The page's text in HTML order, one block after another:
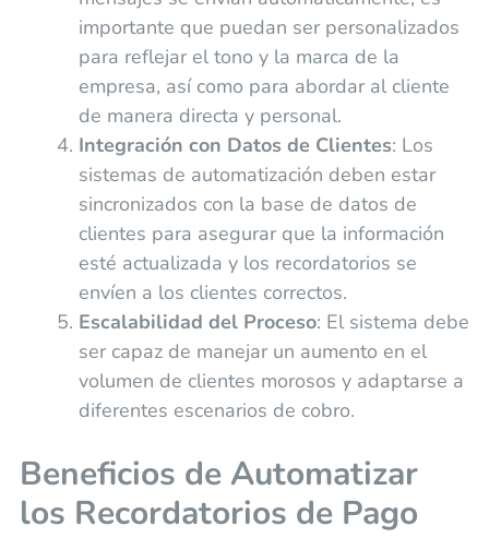
importante que puedan ser personalizados
para reflejar el tono y la marca de la
empresa, así como para abordar al cliente
de manera directa y personal.
Integración con Datos de Clientes: Los
sistemas de automatización deben estar
sincronizados con la base de datos de
clientes para asegurar que la información
esté actualizada y los recordatorios se
envíen a los clientes correctos.
Escalabilidad del Proceso: El sistema debe
ser capaz de manejar un aumento en el
volumen de clientes morosos y adaptarse a
diferentes escenarios de cobro.
Beneficios de Automatizar
los Recordatorios de Pago